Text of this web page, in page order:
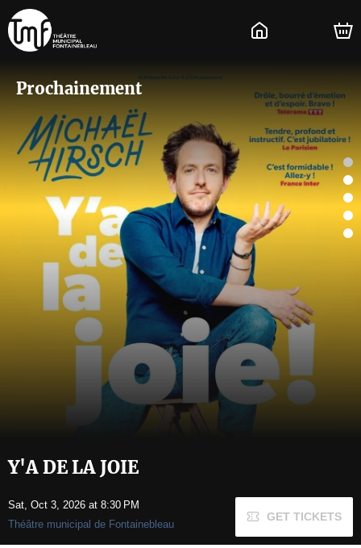
Prochainement
Y'A DE LA JOIE
Sat, Oct 3, 2026 at 8:30 PM
Théâtre municipal de Fontainebleau
GET TICKETS